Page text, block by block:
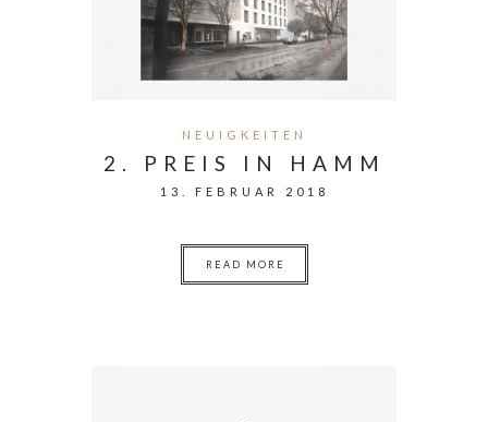
NEUIGKEITEN
2. PREIS IN HAMM
13. FEBRUAR 2018
READ MORE